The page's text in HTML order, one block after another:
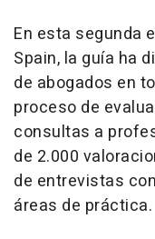
En esta segunda
Spain, la guía ha
de abogados en
proceso de
consultas a
de 2.000
de entrevistas
áreas de práctica.